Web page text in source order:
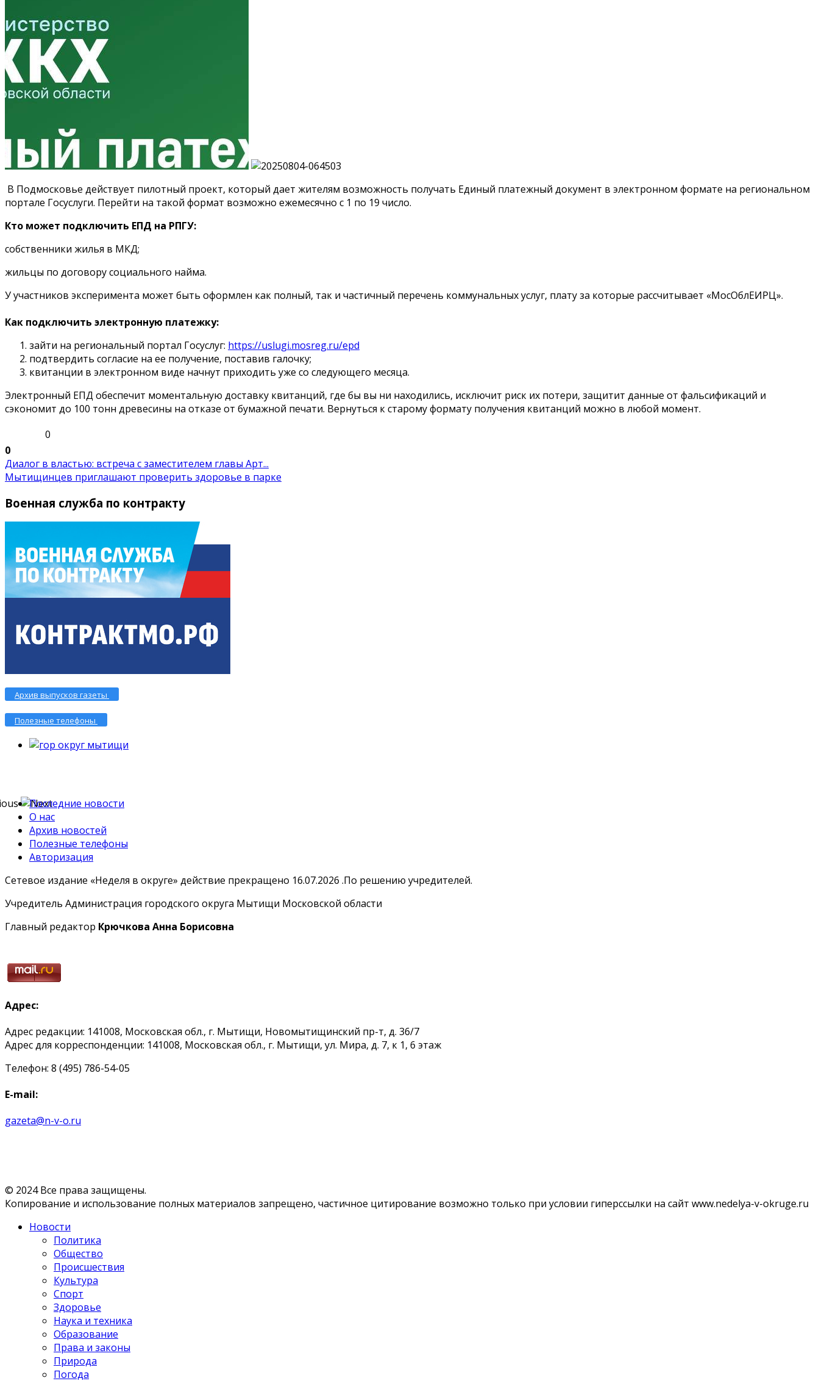
В Подмосковье действует пилотный проект, который дает жителям возможность получать Единый платежный документ в электронном формате на региональном
портале Госуслуги. Перейти на такой формат возможно ежемесячно с 1 по 19 число.
Кто может подключить ЕПД на РПГУ:
собственники жилья в МКД;
жильцы по договору социального найма.
У участников эксперимента может быть оформлен как полный, так и частичный перечень коммунальных услуг, плату за которые рассчитывает «МосОблЕИРЦ».
Как подключить электронную платежку:
зайти на региональный портал Госуслуг: https://uslugi.mosreg.ru/epd
подтвердить согласие на ее получение, поставив галочку;
квитанции в электронном виде начнут приходить уже со следующего месяца.
Электронный ЕПД обеспечит моментальную доставку квитанций, где бы вы ни находились, исключит риск их потери, защитит данные от фальсификаций и
сэкономит до 100 тонн древесины на отказе от бумажной печати. Вернуться к старому формату получения квитанций можно в любой момент.
0
0
Диалог в властью: встреча с заместителем главы Арт...
Мытищинцев приглашают проверить здоровье в парке
Военная служба по контракту
Архив выпусков газеты
Полезные телефоны
Последние новости
О нас
Архив новостей
Полезные телефоны
Авторизация
Сетевое издание «Неделя в округе» действие прекращено 16.07.2026 .По решению учредителей.
Учредитель Администрация городского округа Мытищи Московской области
Главный редактор Крючкова Анна Борисовна
Адрес:
Адрес редакции: 141008, Московская обл., г. Мытищи, Новомытищинский пр-т, д. 36/7
Адрес для корреспонденции: 141008, Московская обл., г. Мытищи, ул. Мира, д. 7, к 1, 6 этаж
Телефон: 8 (495) 786-54-05
E-mail:
gazeta@n-v-o.ru
© 2024 Все права защищены.
Копирование и использование полных материалов запрещено, частичное цитирование возможно только при условии гиперссылки на сайт www.nedelya-v-okruge.ru
Новости
Политика
Общество
Происшествия
Культура
Спорт
Здоровье
Наука и техника
Образование
Права и законы
Природа
Погода